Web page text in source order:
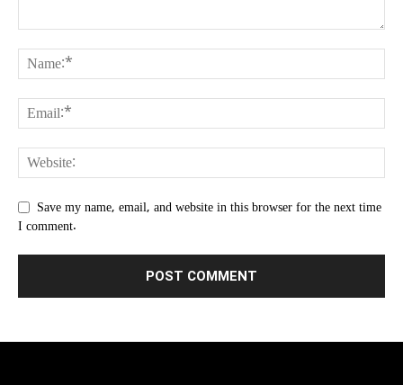
Save my name, email, and website in this browser for the next time
I comment.